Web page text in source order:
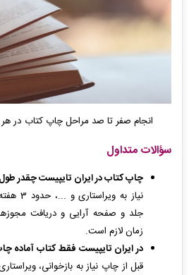
انجام صفر تا صد مراحل چاپ کتاب در هر
سؤالات متداول
چاپ کتاب در ایران تایپیست چقدر
نیاز
جلد و صفحه آرایی و دریافت
زمان لازم است.
در ایران تایپیست فقط کتاب آماده
قبل از چاپ نیاز به بازخوانی،